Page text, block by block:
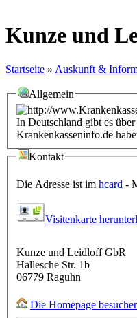
Kunze und
Startseite » Auskunft &
Allgemein
In Deutschland gibt es
Krankenkasseninfo.de
Kontakt
Die Adresse ist im hcard -
Visitenkarte
Kunze und Leidloff GbR
Hallesche Str. 1b
06779 Raguhn
Die Homepage